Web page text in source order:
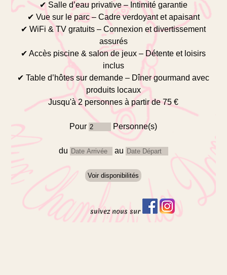
Livre d'or
Nous contacter
Conditions Générales de Réservation
Règlement intérieur
✔ Salle d’eau privative – Intimité garantie
✔ Vue sur le parc – Cadre verdoyant et apaisant
✔ WiFi & TV gratuits – Connexion et divertissement
assurés
✔ Accès piscine & salon de jeux – Détente et loisirs
inclus
✔ Table d’hôtes sur demande – Dîner gourmand avec
produits locaux
Jusqu'à 2 personnes à partir de 75 €
Pour Personne(s)
du au
suivez nous sur